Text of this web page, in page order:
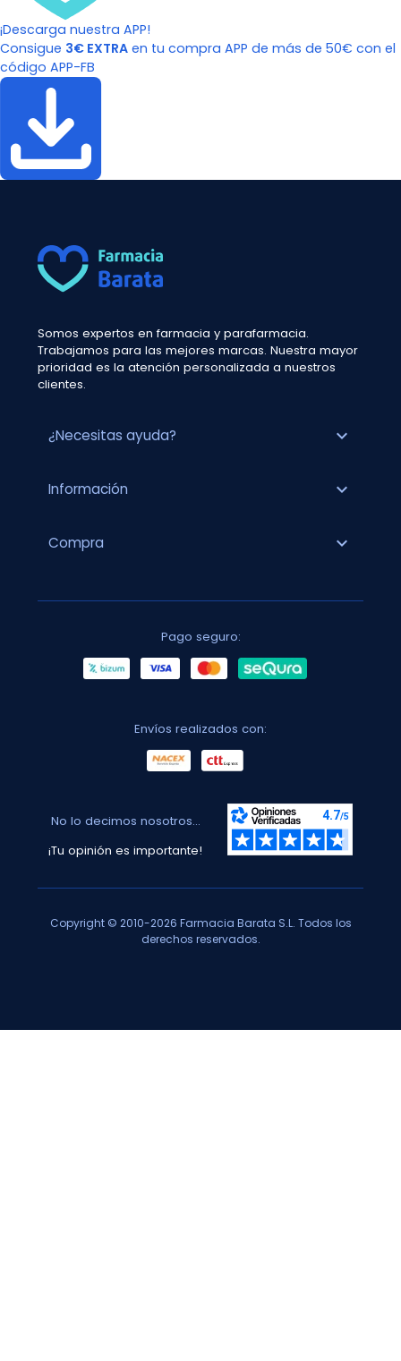
¡Descarga nuestra APP!
Consigue 3€ EXTRA en tu compra APP de más de 50€ con el
código APP-FB
Somos expertos en farmacia y parafarmacia.
Trabajamos para las mejores marcas. Nuestra mayor
prioridad es la atención personalizada a nuestros
clientes.
¿Necesitas ayuda? expand_more
Información expand_more
Compra expand_more
Pago seguro:
Envíos realizados con:
No lo decimos nosotros...
¡Tu opinión es importante!
Copyright © 2010-2026 Farmacia Barata S.L. Todos los
derechos reservados.